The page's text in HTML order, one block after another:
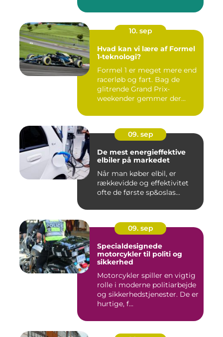
10. sep
Hvad kan vi lære af Formel
1-teknologi?
Formel 1 er meget mere end
racerløb og fart. Bag de
glitrende Grand Prix-
weekender gemmer der...
09. sep
De mest energieffektive
elbiler på markedet
Når man køber elbil, er
rækkevidde og effektivitet
ofte de første sp&oslas...
09. sep
Specialdesignede
motorcykler til politi og
sikkerhed
Motorcykler spiller en vigtig
rolle i moderne politiarbejde
og sikkerhedstjenester. De er
hurtige, f...